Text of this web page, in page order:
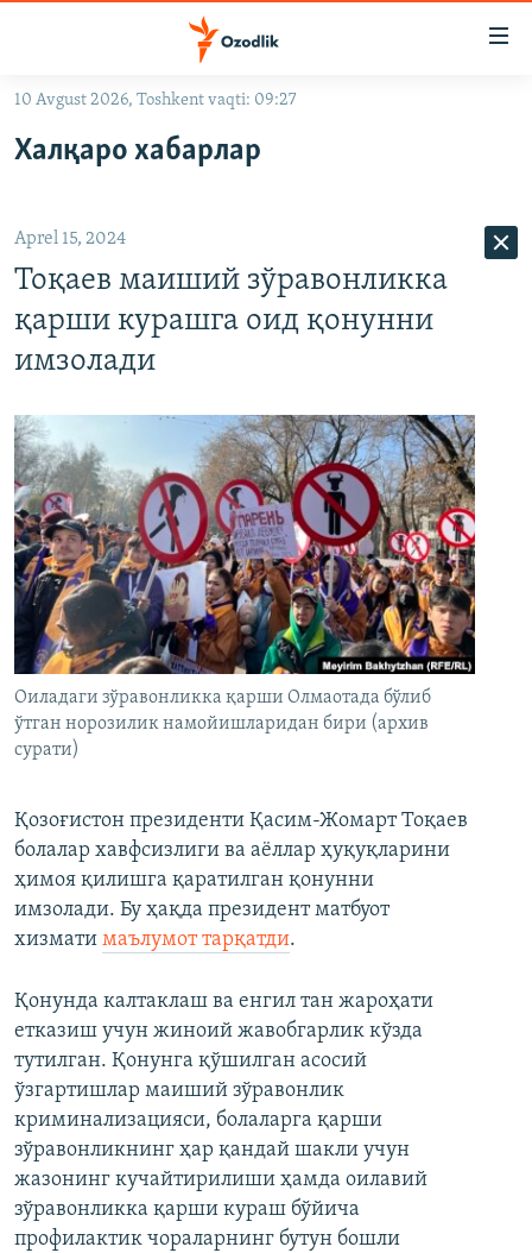
Асосий
навигацияга
Қидиришга
ўтинг
OZODVIDEO
На русском
ИЖТИМОИЙ ТАРМОҚЛАР
Озодлик бошқа тилларда
10 Avgust 2026, Toshkent vaqti: 09:27
Халқаро хабарлар
Aprel 15, 2024
Тоқаев маиший зўравонликка
қарши курашга оид қонунни
имзолади
Оиладаги зўравонликка қарши Олмаотада бўлиб
ўтган норозилик намойишларидан бири (архив
сурати)
Қозоғистон президенти Қасим-Жомарт Тоқаев
болалар хавфсизлиги ва аёллар ҳуқуқларини
ҳимоя қилишга қаратилган қонунни
имзолади. Бу ҳақда президент матбуот
хизмати маълумот тарқатди.
Қонунда калтаклаш ва енгил тан жароҳати
етказиш учун жиноий жавобгарлик кўзда
тутилган. Қонунга қўшилган асосий
ўзгартишлар маиший зўравонлик
криминализацияси, болаларга қарши
зўравонликнинг ҳар қандай шакли учун
жазонинг кучайтирилиши ҳамда оилавий
зўравонликка қарши кураш бўйича
профилактик чораларнинг бутун бошли